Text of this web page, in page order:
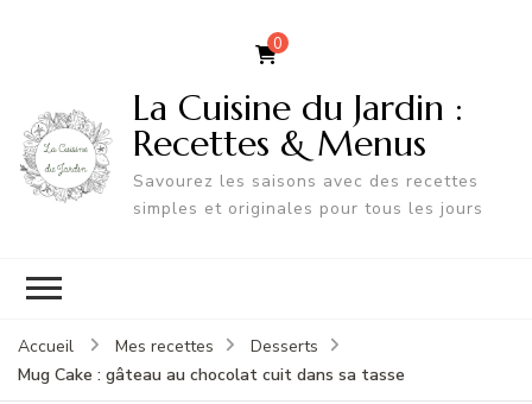
0
La Cuisine du Jardin :
Recettes & Menus
Savourez les saisons avec des recettes
simples et originales pour tous les jours
Accueil Mes recettes
Desserts
Mug Cake : gâteau au chocolat cuit dans sa tasse